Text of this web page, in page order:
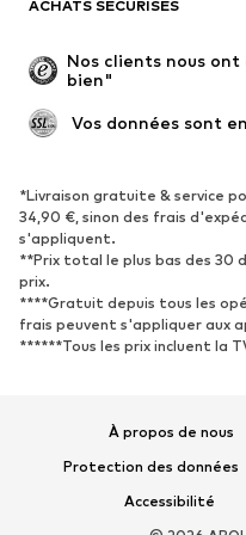
Occasions spéciales
Remise à neuf
Nouveautés
Baskets
Escarpins et talons hauts
Sandales
Chaussures de sport
Vêtements de sport
ACHATS SÉCURISÉS
Nos clients nous
bien"
Vos données sont
*Livraison gratuite & service
34,90 €, sinon des frais
s'appliquent.
**Prix total le plus bas des 30
prix.
****Gratuit depuis tous les
frais peuvent s'appliquer aux
******Tous les prix incluent la
À propos de nous
Protection des données
Accessibilité